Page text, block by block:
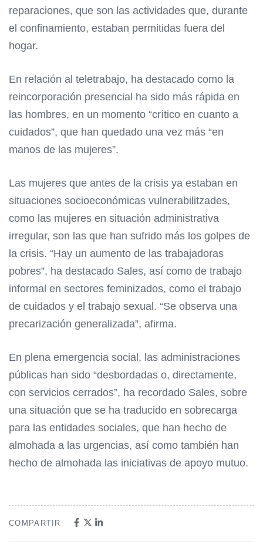
reparaciones, que son las actividades que, durante
el confinamiento, estaban permitidas fuera del
hogar.
En relación al teletrabajo, ha destacado como la
reincorporación presencial ha sido más rápida en
las hombres, en un momento “crítico en cuanto a
cuidados”, que han quedado una vez más “en
manos de las mujeres”.
Las mujeres que antes de la crisis ya estaban en
situaciones socioeconómicas vulnerabilitzades,
como las mujeres en situación administrativa
irregular, son las que han sufrido más los golpes de
la crisis. “Hay un aumento de las trabajadoras
pobres”, ha destacado Sales, así como de trabajo
informal en sectores feminizados, como el trabajo
de cuidados y el trabajo sexual. “Se observa una
precarización generalizada”, afirma.
En plena emergencia social, las administraciones
públicas han sido “desbordadas o, directamente,
con servicios cerrados”, ha recordado Sales, sobre
una situación que se ha traducido en sobrecarga
para las entidades sociales, que han hecho de
almohada a las urgencias, así como también han
hecho de almohada las iniciativas de apoyo mutuo.
COMPARTIR